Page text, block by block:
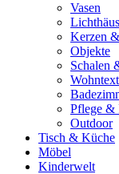
Vasen
Kerzen
Objekte
Schalen
Pflege &
Outdoor
Tisch & Küche
Möbel
Kinderwelt